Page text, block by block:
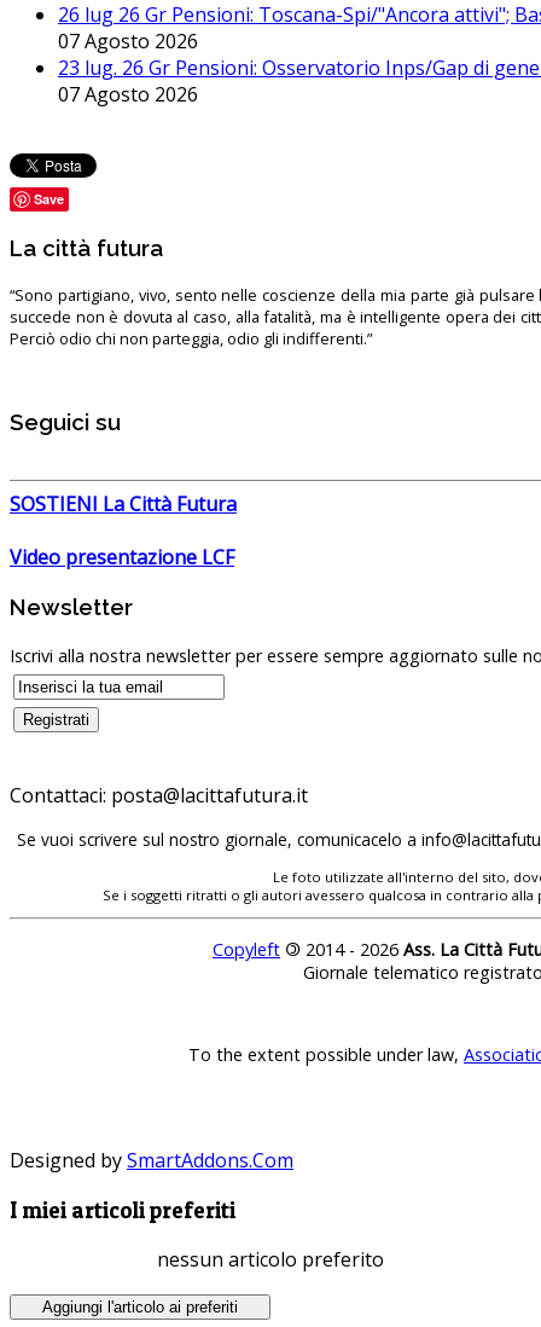
26 lug 26 Gr Pensioni: Toscana-Spi/"Ancora attivi";
07 Agosto 2026
23 lug. 26 Gr Pensioni: Osservatorio Inps/Gap di
07 Agosto 2026
Save
La città futura
“Sono partigiano, vivo, sento nelle coscienze della mia parte già pulsare
succede non è dovuta al caso, alla fatalità, ma è intelligente opera dei
Perciò odio chi non parteggia, odio gli indifferenti.”
Seguici su
SOSTIENI La Città Futura
Video presentazione LCF
Newsletter
Iscrivi alla nostra newsletter per essere sempre aggiornato sulle
Contattaci: posta@lacittafutura.it
Se vuoi scrivere sul nostro giornale, comunicacelo a
Le foto utilizzate all'interno del sito,
Se i soggetti ritratti o gli autori avessero qualcosa in contrario
Copyleft © 2014 - 2026 Ass. La Città
Giornale telematico
To the extent possible under law,
Designed bySmartAddons.Com
I miei articoli preferiti
nessun articolo preferito